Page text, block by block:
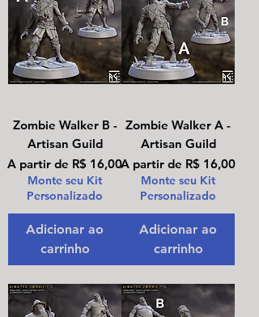
Zombie Walker B -
Artisan Guild
A partir de R$ 16,00
Preço promocional
Monte seu Kit
Personalizado
Adicionar ao
carrinho
Zombie Walker A -
Artisan Guild
A partir de R$ 16,00
Preço promocional
Monte seu Kit
Personalizado
Adicionar ao
carrinho